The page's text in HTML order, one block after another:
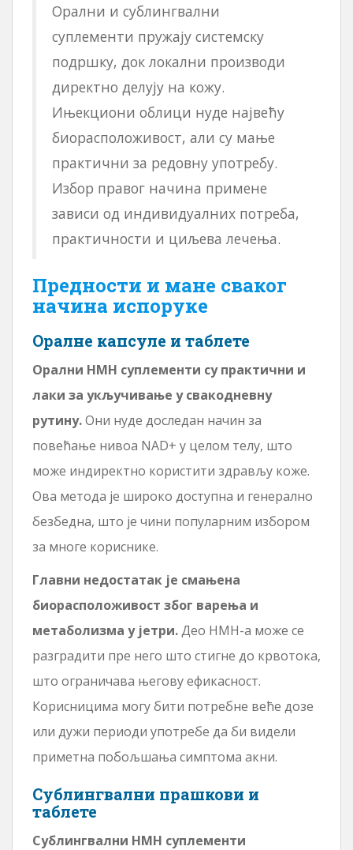
Орални и сублингвални
суплементи пружају системску
подршку, док локални производи
директно делују на кожу.
Ињекциони облици нуде највећу
биорасположивост, али су мање
практични за редовну употребу.
Избор правог начина примене
зависи од индивидуалних потреба,
практичности и циљева лечења.
Предности и мане сваког
начина испоруке
Оралне капсуле и таблете
Орални НМН суплементи су практични и
лаки за укључивање у свакодневну
рутину.Они нуде доследан начин за
повећање нивоа NAD+ у целом телу, што
може индиректно користити здрављу коже.
Ова метода је широко доступна и генерално
безбедна, што је чини популарним избором
за многе кориснике.
Главни недостатак је смањена
биорасположивост због варења и
метаболизма у јетри.Део НМН-а може се
разградити пре него што стигне до крвотока,
што ограничава његову ефикасност.
Корисницима могу бити потребне веће дозе
или дужи периоди употребе да би видели
приметна побољшања симптома акни.
Сублингвални прашкови и
таблете
Сублингвални НМН суплементи